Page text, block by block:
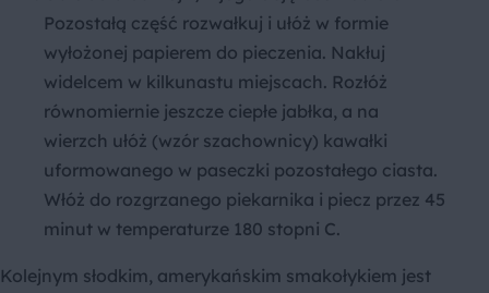
Pozostałą część rozwałkuj i ułóż w formie
wyłożonej papierem do pieczenia. Nakłuj
widelcem w kilkunastu miejscach. Rozłóż
równomiernie jeszcze ciepłe jabłka, a na
wierzch ułóż (wzór szachownicy) kawałki
uformowanego w paseczki pozostałego ciasta.
Włóż do rozgrzanego piekarnika i piecz przez 45
minut w temperaturze 180 stopni C.
Kolejnym słodkim, amerykańskim smakołykiem jest